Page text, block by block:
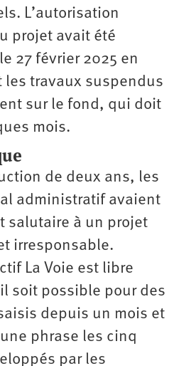
L’autorisation
projet avait été
27 février 2025 en
les travaux suspendus
sur le fond, qui doit
mois.
de deux ans, les
administratif avaient
salutaire à un projet
irresponsable.
La Voie est libre
soit possible pour des
depuis un mois et
phrase les cinq
par les